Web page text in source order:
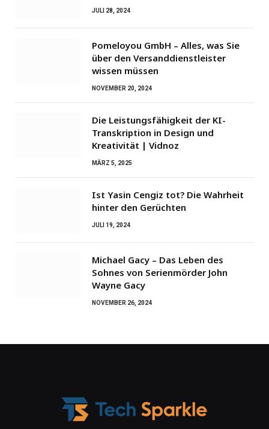
JULI 28, 2024
Pomeloyou GmbH – Alles, was Sie
über den Versanddienstleister
wissen müssen
NOVEMBER 20, 2024
Die Leistungsfähigkeit der KI-
Transkription in Design und
Kreativität | Vidnoz
MÄRZ 5, 2025
Ist Yasin Cengiz tot? Die Wahrheit
hinter den Gerüchten
JULI 19, 2024
Michael Gacy – Das Leben des
Sohnes von Serienmörder John
Wayne Gacy
NOVEMBER 26, 2024